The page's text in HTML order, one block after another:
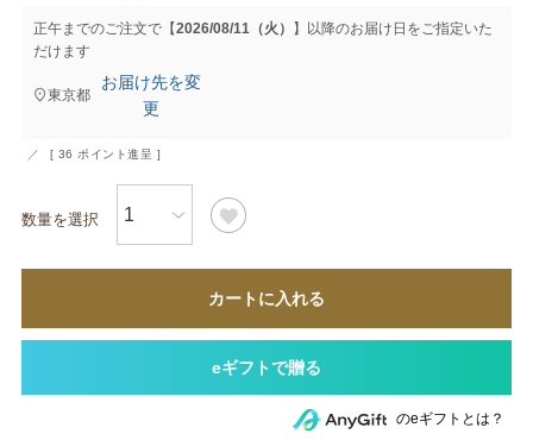
正午までのご注文で【2026/08/11（火）
】以降のお届け日をご指定いた
だけます
東京都
お届け先を変
更
[ 36 ポイント進呈 ]
カートに入れる
のeギフトとは？